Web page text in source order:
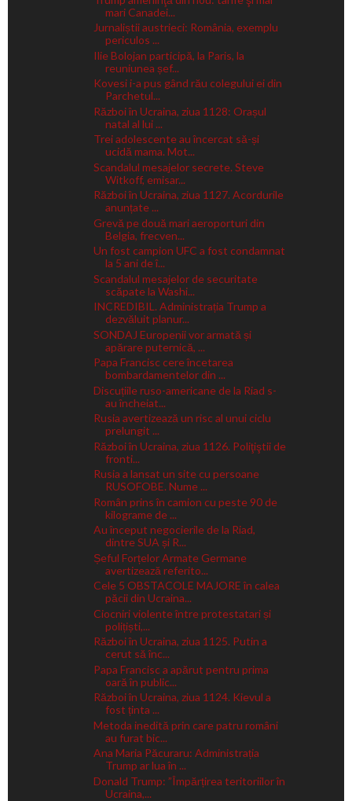
mari Canadei...
Jurnaliștii austrieci: România, exemplu
periculos ...
Ilie Bolojan participă, la Paris, la
reuniunea șef...
Kovesi i-a pus gând rău colegului ei din
Parchetul...
Război în Ucraina, ziua 1128: Orașul
natal al lui ...
Trei adolescente au încercat să-și
ucidă mama. Mot...
Scandalul mesajelor secrete. Steve
Witkoff, emisar...
Război în Ucraina, ziua 1127. Acordurile
anunțate ...
Grevă pe două mari aeroporturi din
Belgia, frecven...
Un fost campion UFC a fost condamnat
la 5 ani de î...
Scandalul mesajelor de securitate
scăpate la Washi...
INCREDIBIL. Administrația Trump a
dezvăluit planur...
SONDAJ Europenii vor armată și
apărare puternică, ...
Papa Francisc cere încetarea
bombardamentelor din ...
Discuțiile ruso-americane de la Riad s-
au încheiat...
Rusia avertizează un risc al unui ciclu
prelungit ...
Război în Ucraina, ziua 1126. Poliţiştii de
fronti...
Rusia a lansat un site cu persoane
RUSOFOBE. Nume ...
Român prins în camion cu peste 90 de
kilograme de ...
Au început negocierile de la Riad,
dintre SUA și R...
Șeful Forțelor Armate Germane
avertizează referito...
Cele 5 OBSTACOLE MAJORE în calea
păcii din Ucraina...
Ciocniri violente între protestatari și
polițiști,...
Război în Ucraina, ziua 1125. Putin a
cerut să înc...
Papa Francisc a apărut pentru prima
oară în public...
Război în Ucraina, ziua 1124. Kievul a
fost ținta ...
Metoda inedită prin care patru români
au furat bic...
Ana Maria Păcuraru: Administrația
Trump ar lua în ...
Donald Trump: ”Împărțirea teritoriilor în
Ucraina,...